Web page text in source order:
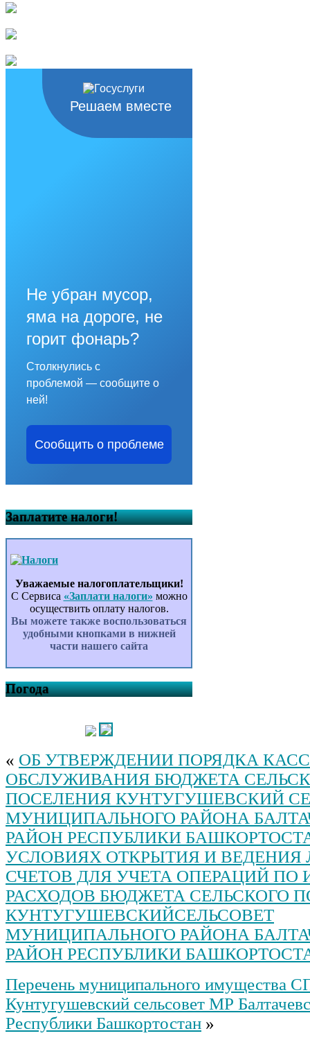
Решаем вместе
Не убран мусор,
яма на дороге, не
горит фонарь?
Столкнулись с
проблемой — сообщите о
ней!
Сообщить о проблеме
Заплатите налоги!
Уважаемые налогоплательщики!
С Сервиса «Заплати налоги» можно
осуществить оплату налогов.
Вы можете также воспользоваться
удобными кнопками в нижней
части нашего сайта
Погода
« ОБ УТВЕРЖДЕНИИ ПОРЯДКА
ОБСЛУЖИВАНИЯ БЮДЖЕТА
ПОСЕЛЕНИЯ КУНТУГУШЕВСКИЙ
МУНИЦИПАЛЬНОГО РАЙОНА
РАЙОН РЕСПУБЛИКИ
УСЛОВИЯХ ОТКРЫТИЯ И ВЕДЕНИЯ
СЧЕТОВ ДЛЯ УЧЕТА ОПЕРАЦИЙ
РАСХОДОВ БЮДЖЕТА СЕЛЬСКОГО
КУНТУГУШЕВСКИЙСЕЛЬСОВЕТ
МУНИЦИПАЛЬНОГО РАЙОНА
РАЙОН РЕСПУБЛИКИ
Перечень муниципального имущества
Кунтугушевский сельсовет МР
Республики Башкортостан »